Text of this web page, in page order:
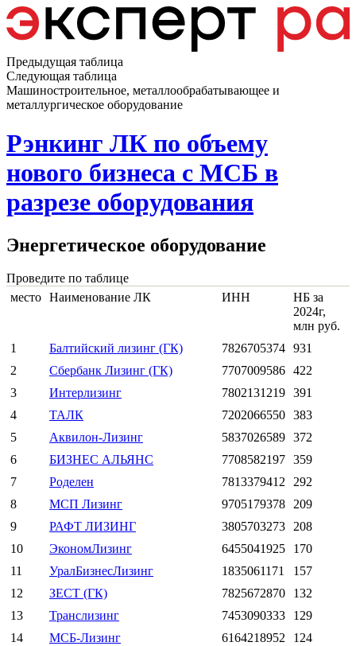
Предыдущая таблица
Следующая таблица
Машиностроительное, металлообрабатывающее и
металлургическое оборудование
Рэнкинг ЛК по объему
нового бизнеса с МСБ в
разрезе оборудования
Энергетическое оборудование
Проведите по таблице
место Наименование ЛК ИНН
НБ за
2024г,
млн руб.
1
Балтийский лизинг (ГК) 7826705374 931
2
Сбербанк Лизинг (ГК) 7707009586 422
3
Интерлизинг 7802131219 391
4
ТАЛК 7202066550 383
5
Аквилон-Лизинг 5837026589 372
6
БИЗНЕС АЛЬЯНС 7708582197 359
7
Роделен 7813379412 292
8
МСП Лизинг 9705179378 209
9
РАФТ ЛИЗИНГ 3805703273 208
10
ЭкономЛизинг 6455041925
170
11
УралБизнесЛизинг 1835061171
157
12
ЗЕСТ (ГК) 7825672870
132
13
Транслизинг 7453090333
129
14
МСБ-Лизинг 6164218952
124